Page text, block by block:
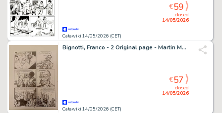
Catawiki 14/05/2026 (CET)
closed
14/05/2026
€59
Bignotti, Franco - 2 Original page - Martin Mystère - #40 La reincarnazione di Annabel Lee - 1985
Catawiki 14/05/2026 (CET)
closed
14/05/2026
€57